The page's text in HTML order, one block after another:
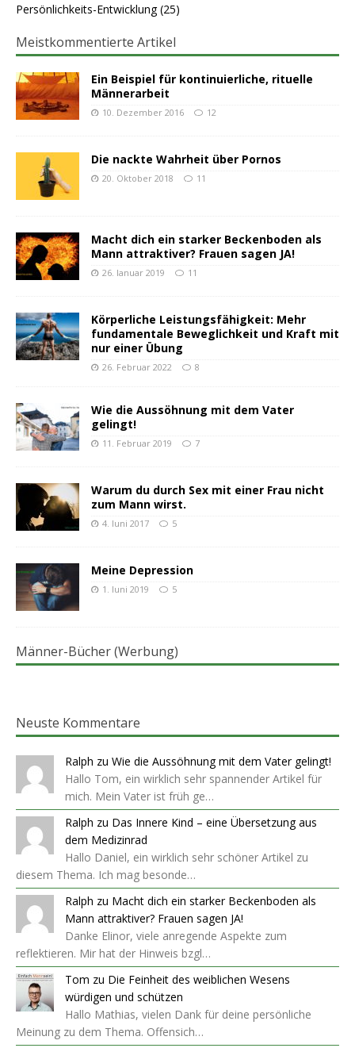
Persönlichkeits-Entwicklung(25)
Meistkommentierte Artikel
Ein Beispiel für kontinuierliche, rituelle
Männerarbeit
10. Dezember 2016 12
Die nackte Wahrheit über Pornos
20. Oktober 2018 11
Macht dich ein starker Beckenboden als
Mann attraktiver? Frauen sagen JA!
26. Januar 2019 11
Körperliche Leistungsfähigkeit: Mehr
fundamentale Beweglichkeit und Kraft mit
nur einer Übung
26. Februar 2022 8
Wie die Aussöhnung mit dem Vater
gelingt!
11. Februar 2019 7
Warum du durch Sex mit einer Frau nicht
zum Mann wirst.
4. Juni 2017 5
Meine Depression
1. Juni 2019 5
Männer-Bücher (Werbung)
Neuste Kommentare
Ralph zu Wie die Aussöhnung mit dem Vater gelingt!
Hallo Tom, ein wirklich sehr spannender Artikel für
mich. Mein Vater ist früh ge…
Ralph zu Das Innere Kind – eine Übersetzung aus
dem Medizinrad
Hallo Daniel, ein wirklich sehr schöner Artikel zu
diesem Thema. Ich mag besonde…
Ralph zu Macht dich ein starker Beckenboden als
Mann attraktiver? Frauen sagen JA!
Danke Elinor, viele anregende Aspekte zum
reflektieren. Mir hat der Hinweis bzgl…
Tom zu Die Feinheit des weiblichen Wesens
würdigen und schützen
Hallo Mathias, vielen Dank für deine persönliche
Meinung zu dem Thema. Offensich…